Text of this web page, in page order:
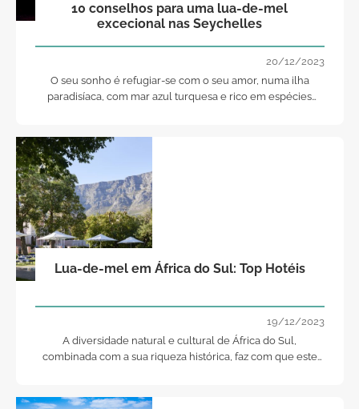
10 conselhos para uma lua-de-mel
excecional nas Seychelles
20/12/2023
O seu sonho é refugiar-se com o seu amor, numa ilha
paradisíaca, com mar azul turquesa e rico em espécies
Lua-de-mel em África do Sul: Top Hotéis
19/12/2023
A diversidade natural e cultural de África do Sul,
combinada com a sua riqueza histórica, faz com que este